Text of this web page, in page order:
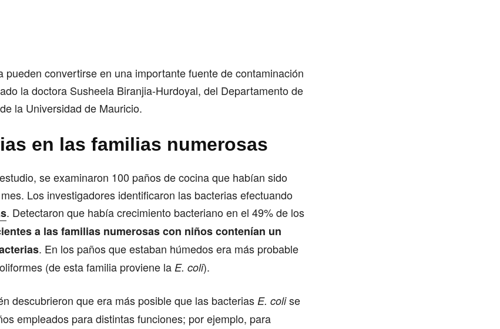
pueden convertirse en una importante fuente de contaminación
la doctora Susheela Biranjia-Hurdoyal, del Departamento de
la Universidad de Mauricio.
en las familias numerosas
se examinaron 100 paños de cocina que habían sido
Los investigadores identificaron las bacterias efectuando
. Detectaron que había crecimiento bacteriano en el 49% de los
a las familias numerosas con niños contenían un
. En los paños que estaban húmedos era más probable
(de esta familia proviene la E. coli).
descubrieron que era más posible que las bacterias E. colise
empleados para distintas funciones; por ejemplo, para